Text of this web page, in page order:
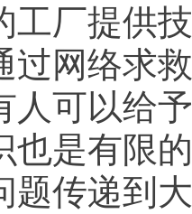
工厂提供
过网络求
人可以给
也是有限
题传递到